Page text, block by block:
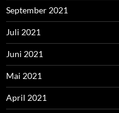
September 2021
Juli 2021
Juni 2021
Mai 2021
April 2021